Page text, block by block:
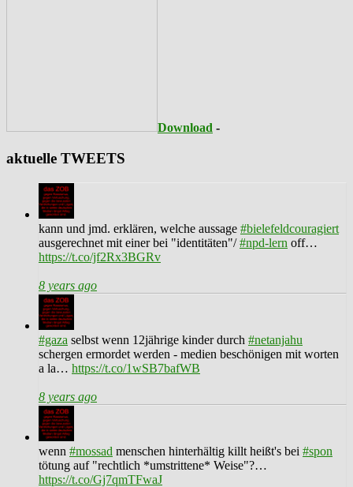
Download -
aktuelle TWEETS
kann und jmd. erklären, welche aussage #bielefeldcouragiert
ausgerechnet mit einer bei "identitäten"/#npd-lern off…
https://t.co/jf2Rx3BGRv
8 years ago
#gaza selbst wenn 12jährige kinder durch #netanjahu
schergen ermordet werden - medien beschönigen mit worten
a la… https://t.co/1wSB7bafWB
8 years ago
wenn #mossad menschen hinterhältig killt heißt's bei #spon
tötung auf "rechtlich *umstrittene* Weise"?…
https://t.co/Gj7qmTFwaJ